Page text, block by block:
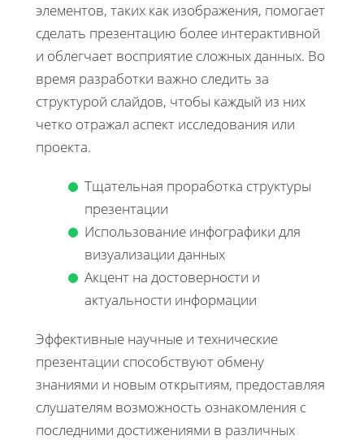
элементов, таких как изображения, помогает
сделать презентацию более интерактивной
и облегчает восприятие сложных данных. Во
время разработки важно следить за
структурой слайдов, чтобы каждый из них
четко отражал аспект исследования или
проекта.
Тщательная проработка структуры
презентации
Использование инфографики для
визуализации данных
Акцент на достоверности и
актуальности информации
Эффективные научные и технические
презентации способствуют обмену
знаниями и новым открытиям, предоставляя
слушателям возможность ознакомления с
последними достижениями в различных